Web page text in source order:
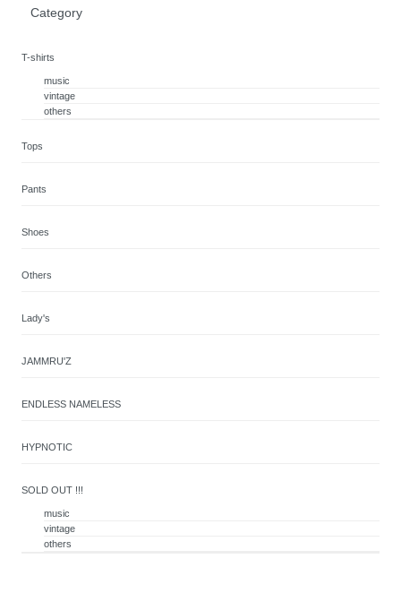
Category
T-shirts
music
vintage
others
Tops
Pants
Shoes
Others
Lady's
JAMMRU'Z
ENDLESS NAMELESS
HYPNOTIC
SOLD OUT !!!
music
vintage
others